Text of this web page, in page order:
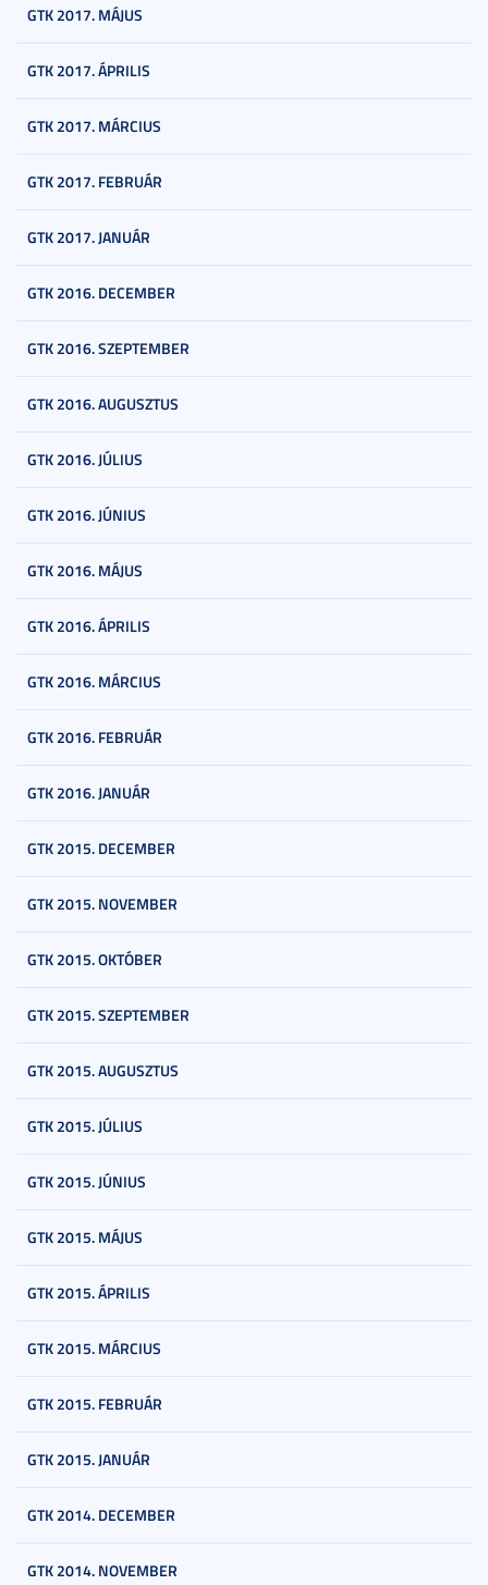
GTK 2017. MÁJUS
GTK 2017. ÁPRILIS
GTK 2017. MÁRCIUS
GTK 2017. FEBRUÁR
GTK 2017. JANUÁR
GTK 2016. DECEMBER
GTK 2016. SZEPTEMBER
GTK 2016. AUGUSZTUS
GTK 2016. JÚLIUS
GTK 2016. JÚNIUS
GTK 2016. MÁJUS
GTK 2016. ÁPRILIS
GTK 2016. MÁRCIUS
GTK 2016. FEBRUÁR
GTK 2016. JANUÁR
GTK 2015. DECEMBER
GTK 2015. NOVEMBER
GTK 2015. OKTÓBER
GTK 2015. SZEPTEMBER
GTK 2015. AUGUSZTUS
GTK 2015. JÚLIUS
GTK 2015. JÚNIUS
GTK 2015. MÁJUS
GTK 2015. ÁPRILIS
GTK 2015. MÁRCIUS
GTK 2015. FEBRUÁR
GTK 2015. JANUÁR
GTK 2014. DECEMBER
GTK 2014. NOVEMBER